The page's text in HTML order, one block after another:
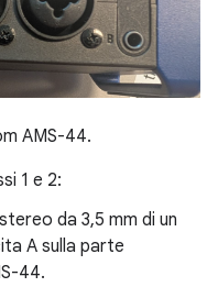
AMS-44.
1 e 2:
da 3,5 mm di un
A sulla parte
44.